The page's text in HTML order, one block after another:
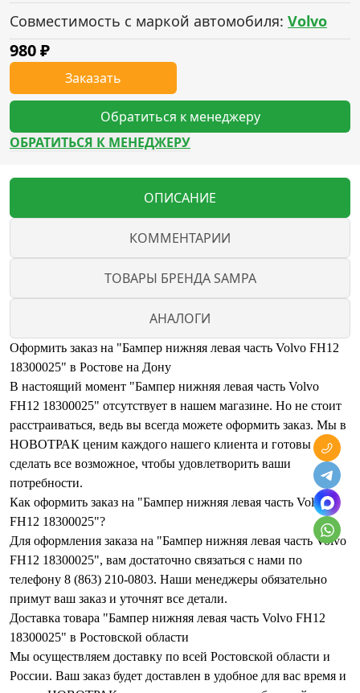
Совместимость с маркой автомобиля: Volvo
980₽
Заказать
Обратиться к менеджеру
ОБРАТИТЬСЯ К МЕНЕДЖЕРУ
ОПИСАНИЕ
КОММЕНТАРИИ
ТОВАРЫ БРЕНДА SAMPA
АНАЛОГИ
Оформить заказ на "Бампер нижняя левая часть Volvo FН12
18300025" в Ростове на Дону
В настоящий момент "Бампер нижняя левая часть Volvo
FН12 18300025" отсутствует в нашем магазине. Но не стоит
расстраиваться, ведь вы всегда можете оформить заказ. Мы в
НОВОТРАК ценим каждого нашего клиента и готовы
сделать все возможное, чтобы удовлетворить ваши
потребности.
Как оформить заказ на "Бампер нижняя левая часть Volvo
FН12 18300025"?
Для оформления заказа на "Бампер нижняя левая часть Volvo
FН12 18300025", вам достаточно связаться с нами по
телефону 8 (863) 210-0803. Наши менеджеры обязательно
примут ваш заказ и уточнят все детали.
Доставка товара "Бампер нижняя левая часть Volvo FН12
18300025" в Ростовской области
Мы осуществляем доставку по всей Ростовской области и
России. Ваш заказ будет доставлен в удобное для вас время и